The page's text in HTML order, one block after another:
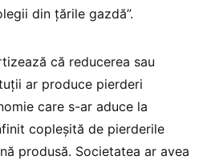
din țările gazdă”.
că reducerea sau
ar produce pierderi
care s-ar aduce la
copleșită de pierderile
produsă. Societatea ar avea